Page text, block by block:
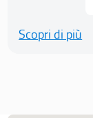
Scopri di più